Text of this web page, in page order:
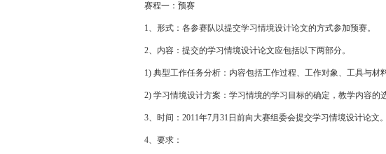
赛程一：预赛
1、形式：各参赛队以提交学习情境设计论文的方式参加预赛。
2、内容：提交的学习情境设计论文应包括以下两部分。
1) 典型工作任务分析：内容包括工作过程、工作对象、工具与材
2) 学习情境设计方案：学习情境的学习目标的确定，教学内容的
3、时间：2011年7月31日前向大赛组委会提交学习情境设计论文。
4、要求：